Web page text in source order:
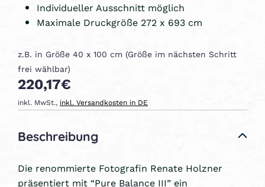
Individueller Ausschnitt möglich
Maximale Druckgröße 272 x 693 cm
z.B. in Größe 40 x 100 cm (Größe im nächsten Schritt
frei wählbar)
220,17€
inkl. MwSt., inkl. Versandkosten in DE
Beschreibung
Die renommierte Fotografin Renate Holzner
präsentiert mit “Pure Balance III” ein